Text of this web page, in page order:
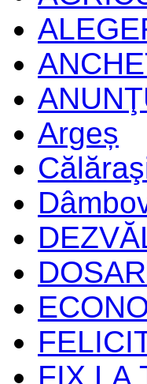
Argeș
FIX LA